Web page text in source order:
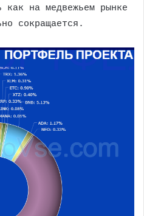
как на медвежьем рынке
сокращается.